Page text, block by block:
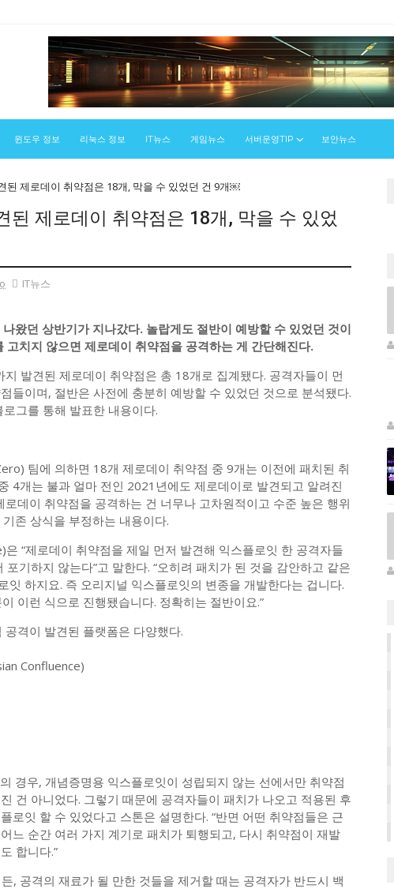
윈도우 정보 리눅스 정보 IT뉴스 게임뉴스 서버운영TIP 보안뉴스
된 제로데이 취약점은 18개, 막을 수 있었던 건 9개￼
된 제로데이 취약점은 18개, 막을 수 있었
IT뉴스
왔던 상반기가 지나갔다. 놀랍게도 절반이 예방할 수 있었던 것이
고치지 않으면 제로데이 취약점을 공격하는 게 간단해진다.
발견된 제로데이 취약점은 총 18개로 집계됐다. 공격자들이 먼
들이며, 절반은 사전에 충분히 예방할 수 있었던 것으로 분석됐다.
그를 통해 발표한 내용이다.
팀에 의하면 18개 제로데이 취약점 중 9개는 이전에 패치된 취
4개는 불과 얼마 전인 2021년에도 제로데이로 발견되고 알려진
로데이 취약점을 공격하는 건 너무나 고차원적이고 수준 높은 행위
존 상식을 부정하는 내용이다.
“제로데이 취약점을 제일 먼저 발견해 익스플로잇 한 공격자들
기하지 않는다”고 말한다. “오히려 패치가 된 것을 감안하고 같은
잇 하지요. 즉 오리지널 익스플로잇의 변종을 개발한다는 겁니다.
이런 식으로 진행됐습니다. 정확히는 절반이요.”
격이 발견된 플랫폼은 다양했다.
Confluence)
경우, 개념증명용 익스플로잇이 성립되지 않는 선에서만 취약점
건 아니었다. 그렇기 때문에 공격자들이 패치가 나오고 적용된 후
로잇 할 수 있었다고 스톤은 설명한다. “반면 어떤 취약점들은 근
느 순간 여러 가지 계기로 패치가 퇴행되고, 다시 취약점이 재발
합니다.”
, 공격의 재료가 될 만한 것들을 제거할 때는 공격자가 반드시 백